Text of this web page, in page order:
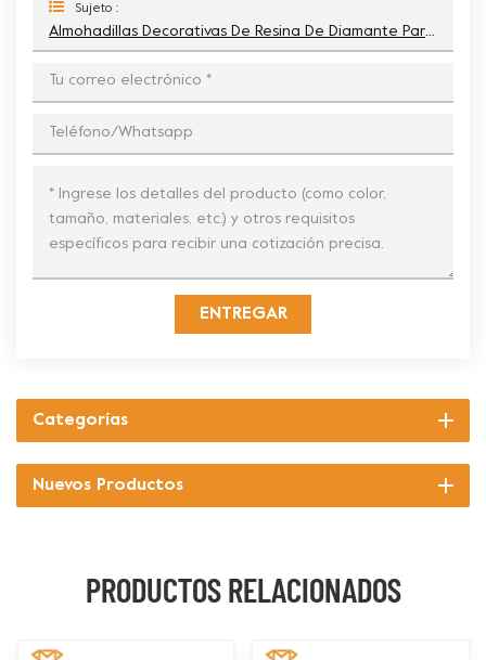
Sujeto :
ENTREGAR
Categorías
Nuevos Productos
PRODUCTOS RELACIONADOS